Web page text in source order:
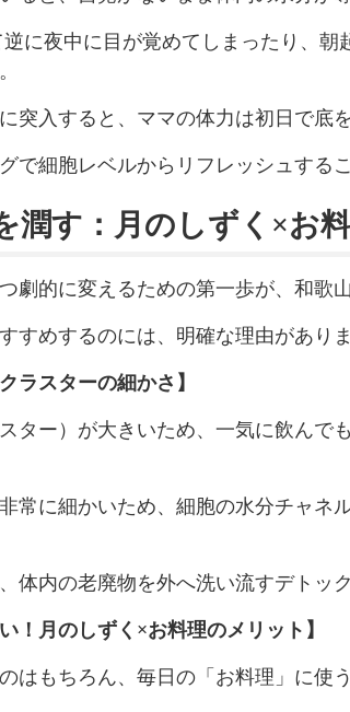
逆に夜中に目が覚めてしまったり、
突入すると、ママの体力は初日で底
で細胞レベルからリフレッシュする
潤す：月のしずく×お
劇的に変えるための第一歩が、和歌
すめするのには、明確な理由があり
ラスターの細かさ】
ター）が大きいため、一気に飲んで
常に細かいため、細胞の水分チャネ
体内の老廃物を外へ洗い流すデトッ
！月のしずく×お料理のメリット】
はもちろん、毎日の「お料理」に使